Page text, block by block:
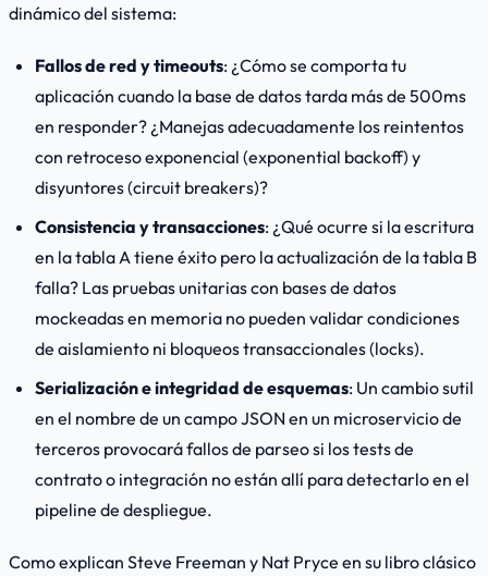
dinámico del sistema:
Fallos de red y timeouts: ¿Cómo se comporta tu
aplicación cuando la base de datos tarda más de 500ms
en responder? ¿Manejas adecuadamente los reintentos
con retroceso exponencial (exponential backoff) y
disyuntores (circuit breakers)?
Consistencia y transacciones: ¿Qué ocurre si la escritura
en la tabla A tiene éxito pero la actualización de la tabla B
falla? Las pruebas unitarias con bases de datos
mockeadas en memoria no pueden validar condiciones
de aislamiento ni bloqueos transaccionales (locks).
Serialización e integridad de esquemas: Un cambio sutil
en el nombre de un campo JSON en un microservicio de
terceros provocará fallos de parseo si los tests de
contrato o integración no están allí para detectarlo en el
pipeline de despliegue.
Como explican Steve Freeman y Nat Pryce en su libro clásico